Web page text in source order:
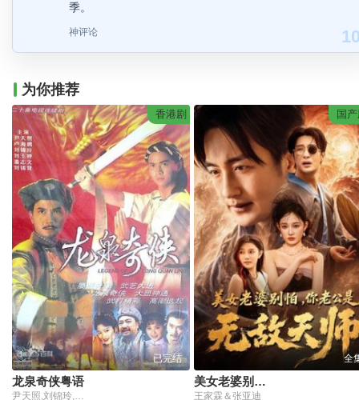
季。
神评论
为你推荐
香港剧
已完结
龙泉奇侠粤语
尹天照,刘锦玲,潘志文,卢海鹏,邵传勇,刘玉婷,陈佩珊,刘锡贤
国
全
美女老婆别怕，你老公是无敌天师
王家霖＆张亚迪